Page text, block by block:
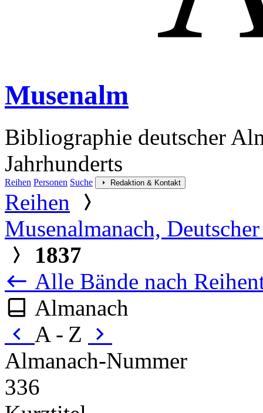
Musenalm
Bibliographie deutscher
Jahrhunderts
Reihen Personen Suche Redaktion & Kontakt
Reihen
Musenalmanach,
1837
Alle Bände nach
Almanach
A - Z
Almanach-Nummer
336